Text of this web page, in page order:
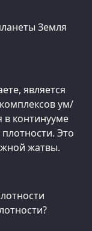
Земля
является
ум/
в континууме
Это
жатвы.